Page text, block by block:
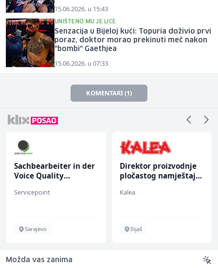
15.06.2026. u 15:43
UNIŠTENO MU JE LICE
Senzacija u Bijeloj kući: Topuria doživio prvi
poraz, doktor morao prekinuti meč nakon
"bombi" Gaethjea
15.06.2026. u 07:33
KOMENTARI (1)
Sachbearbeiter in der
Voice Quality
Servicepoint
Sarajevo
Direktor proizvodnje
pločastog namještaja
Kalea
Ilijaš
Možda vas zanima